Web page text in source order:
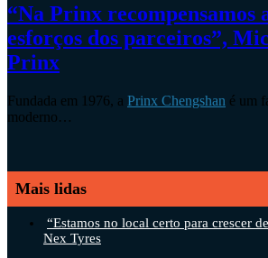
“Na Prinx recompensamos
esforços dos parceiros”,
Prinx
Fundada em 1976, a Prinx Chengshan é um
moderno…
Mais lidas
“Estamos no local certo para crescer
Nex Tyres